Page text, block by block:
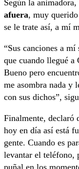
Según la animadora,
afuera, muy
se le trate así, a mí
“Sus canciones a
que cuando llegué
Bueno pero
me asombra nada y
con sus dichos”,
Finalmente, declaró
hoy en día así está
gente. Cuando es
levantar el teléfono,